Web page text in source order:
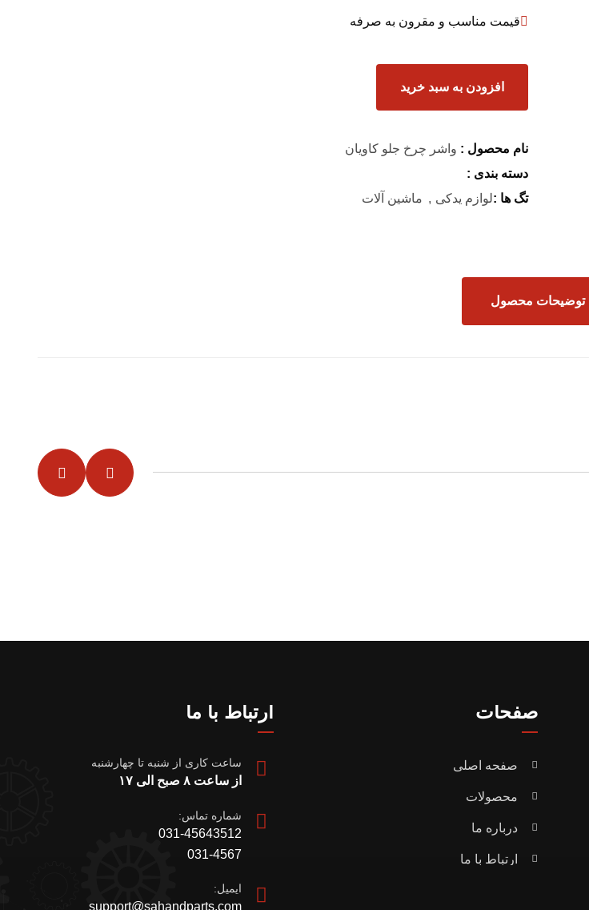
قیمت مناسب و مقرون به صرفه
افزودن به سبد خرید
نام محصول : واشر چرخ جلو کاویان
دسته بندی :
تگ ها :لوازم یدکی ماشین آلات
توضیحات محصول
صفحات
صفحه اصلی
محصولات
درباره ما
ارتباط با ما
ارتباط با ما
ساعت کاری از شنبه تا چهارشنبه
از ساعت ۸ صبح الی ۱۷
شماره تماس:
031-45643512
031-4567
ایمیل:
support@sahandparts.com